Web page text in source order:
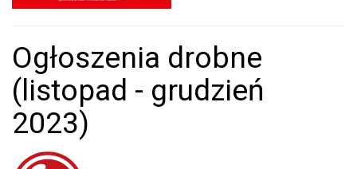
Ogłoszenia drobne
(listopad - grudzień
2023)